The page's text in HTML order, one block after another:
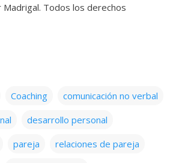
Todos los derechos
Coaching
comunicación no verbal
desarrollo personal
pareja
relaciones de pareja